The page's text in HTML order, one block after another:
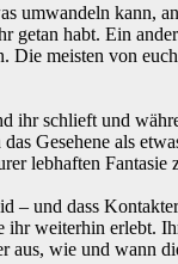
umwandeln
habt. Ein
Die meisten von
ihr schlieft und
Gesehene als
lebhaften
– und dass
weiterhin
aus, wie und wann